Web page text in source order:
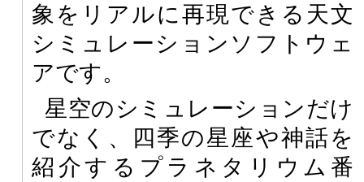
象をリアルに再現できる天文
シミュレーションソフトウェ
アです。
星空のシミュレーションだけ
でなく、四季の星座や神話を
紹介するプラネタリウム番